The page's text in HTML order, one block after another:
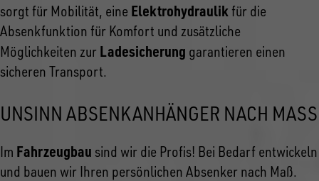
sorgt für Mobilität, eine Elektrohydraulik für die
Absenkfunktion für Komfort und zusätzliche
Möglichkeiten zur Ladesicherung garantieren einen
sicheren Transport.
UNSINN ABSENKANHÄNGER NACH MASS
Im Fahrzeugbau sind wir die Profis! Bei Bedarf entwickeln
und bauen wir Ihren persönlichen Absenker nach Maß.